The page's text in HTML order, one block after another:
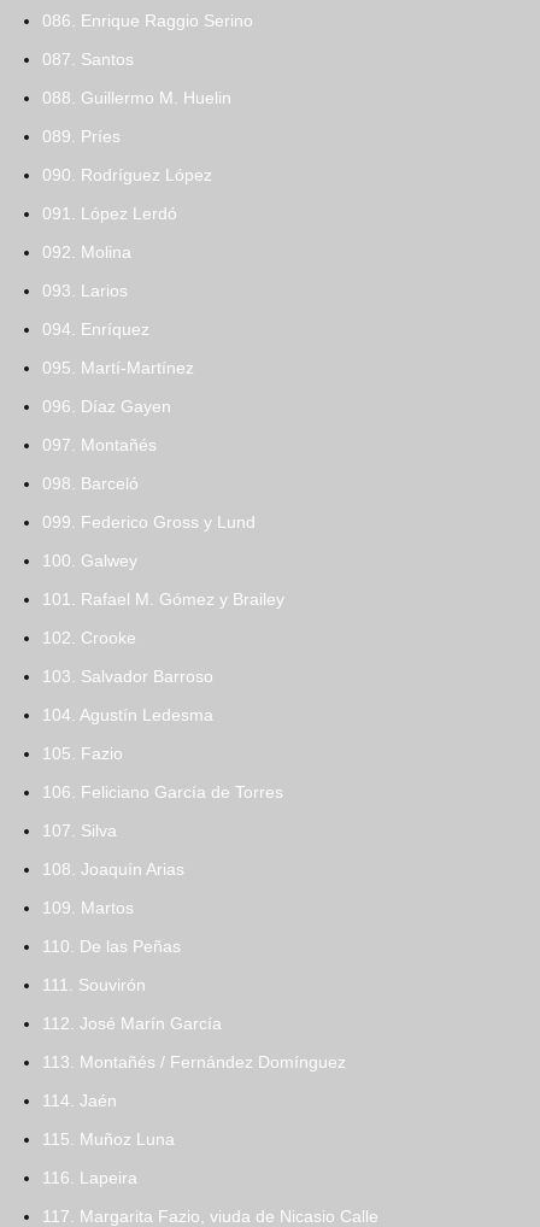
086. Enrique Raggio Serino
087. Santos
088. Guillermo M. Huelin
089. Príes
090. Rodríguez López
091. López Lerdó
092. Molina
093. Larios
094. Enríquez
095. Martí-Martínez
096. Díaz Gayen
097. Montañés
098. Barceló
099. Federico Gross y Lund
100. Galwey
101. Rafael M. Gómez y Brailey
102. Crooke
103. Salvador Barroso
104. Agustín Ledesma
105. Fazio
106. Feliciano García de Torres
107. Silva
108. Joaquín Arias
109. Martos
110. De las Peñas
111. Souvirón
112. José Marín García
113. Montañés / Fernández Domínguez
114. Jaén
115. Muñoz Luna
116. Lapeira
117. Margarita Fazio, viuda de Nicasio Calle